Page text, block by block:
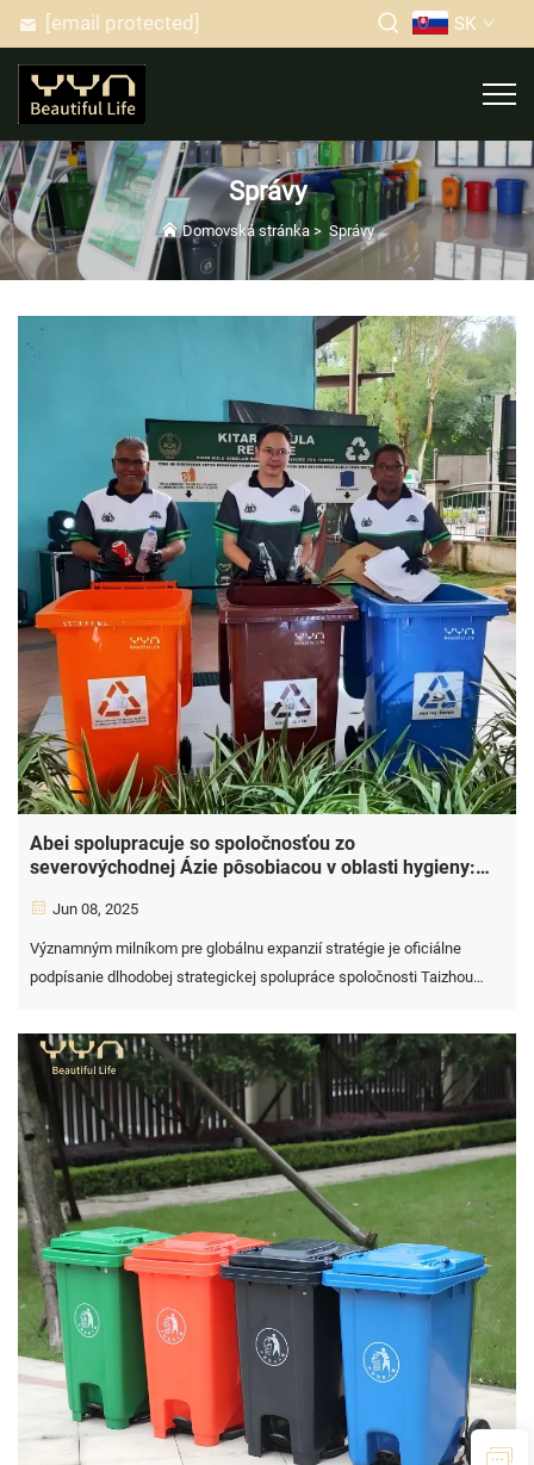
[email protected] SK
Správy
Domovská stránka> Správy
Abei spolupracuje so spoločnosťou zo
severovýchodnej Ázie pôsobiacou v oblasti hygieny:
Jun 08, 2025
Významným milníkom pre globálnu expanzií stratégie je oficiálne
podpísanie dlhodobej strategickej spolupráce spoločnosti Taizhou
plastových výrobkov s viac ako 15-ročnou odbornou skúsenosťou – ...